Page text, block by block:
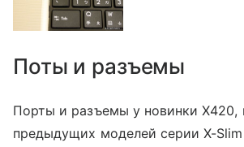
Поты и разъемы
Порты и разъемы у новинки X420,
предыдущих моделей серии X-